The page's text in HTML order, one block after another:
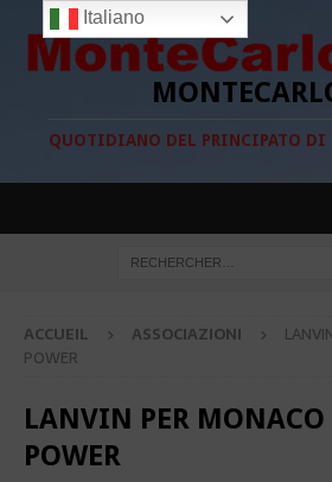
QUOTIDIANO DEL PRINCIPATO DI
ACCUEIL ASSOCIAZIONI
POWER
LANVIN PER MONACO
POWER
Italiano